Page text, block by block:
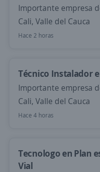
Importante empresa
Cali, Valle del Cauca
Hace 2 horas
Técnico Instalador
Importante empresa
Cali, Valle del Cauca
Hace 4 horas
Tecnologo en Plan
Vial